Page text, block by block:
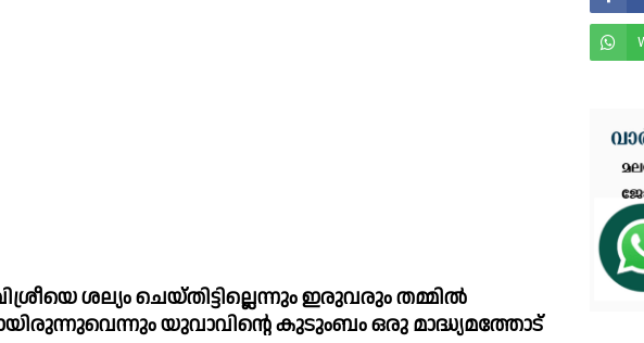
ശല്യം ചെയ്തിട്ടില്ലെന്നും ഇരുവരും തമ്മില്‍
യുവാവിന്റെ കുടുംബം ഒരു മാദ്ധ്യമത്തോട്